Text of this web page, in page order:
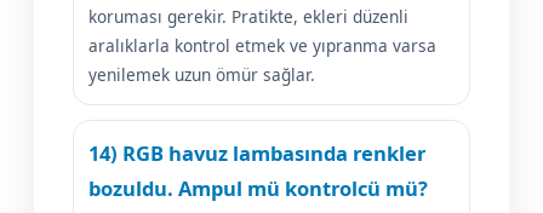
koruması gerekir. Pratikte, ekleri düzenli
aralıklarla kontrol etmek ve yıpranma varsa
yenilemek uzun ömür sağlar.
14) RGB havuz lambasında renkler
bozuldu. Ampul mü kontrolcü mü?